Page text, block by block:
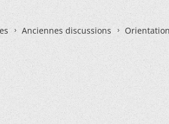
Anciennes discussions